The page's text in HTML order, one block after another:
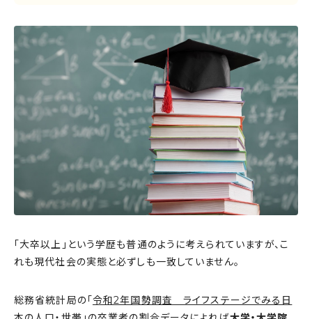
「大卒以上」という学歴も普通のように考えられていますが、こ
れも現代社会の実態と必ずしも一致していません。
総務省統計局の「令和2年国勢調査 ライフステージでみる日